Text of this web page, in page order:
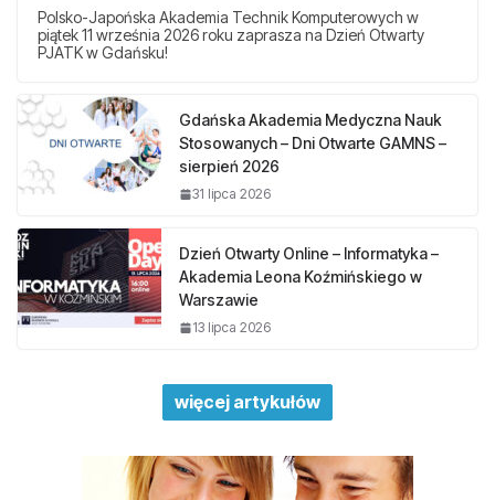
Polsko-Japońska Akademia Technik Komputerowych w
piątek 11 września 2026 roku zaprasza na Dzień Otwarty
PJATK w Gdańsku!
Gdańska Akademia Medyczna Nauk
Stosowanych – Dni Otwarte GAMNS –
sierpień 2026
31 lipca 2026
Dzień Otwarty Online – Informatyka –
Akademia Leona Koźmińskiego w
Warszawie
13 lipca 2026
więcej artykułów